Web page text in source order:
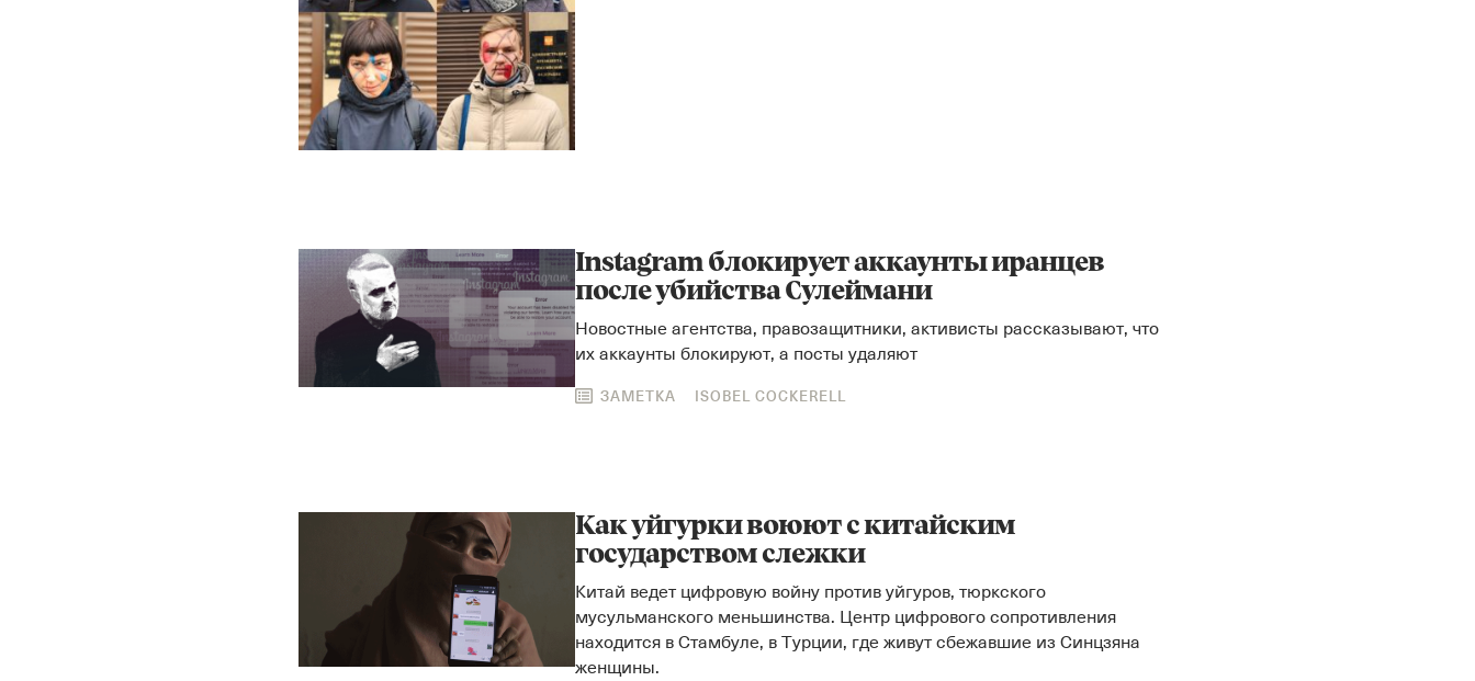
Instagram блокирует аккаунты иранцев
после убийства Сулеймани
Новостные агентства, правозащитники, активисты рассказывают, что
их аккаунты блокируют, а посты удаляют
ЗАМЕТКА ISOBEL COCKERELL
Как уйгурки воюют с китайским
государством слежки
Китай ведет цифровую войну против уйгуров, тюркского
мусульманского меньшинства. Центр цифрового сопротивления
находится в Стамбуле, в Турции, где живут сбежавшие из Синцзяна
женщины.